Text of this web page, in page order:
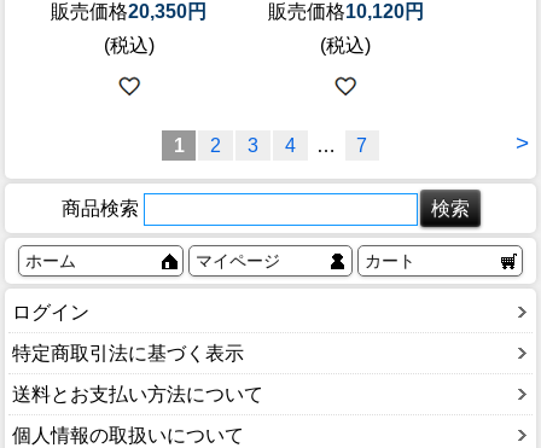
販売価格20,350円
(税込)
販売価格10,120円
(税込)
>
1 2 3 4 … 7
商品検索
ホーム マイページ カート
ログイン
特定商取引法に基づく表示
送料とお支払い方法について
個人情報の取扱いについて